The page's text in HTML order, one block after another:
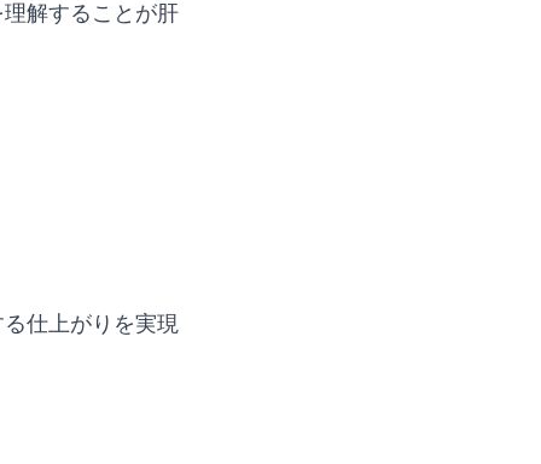
解することが肝
仕上がりを実現